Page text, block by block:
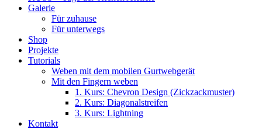
Galerie
Für zuhause
Für unterwegs
Shop
Projekte
Tutorials
Weben mit dem mobilen Gurtwebgerät
Mit den Fingern weben
1. Kurs: Chevron Design (Zickzackmuster)
2. Kurs: Diagonalstreifen
3. Kurs: Lightning
Kontakt